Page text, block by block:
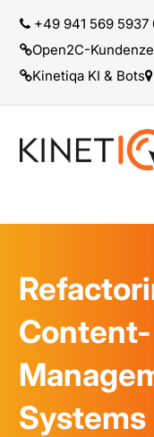
+49 941 569 5937
Open2C-
Kinetiqa KI & Bots
Content-
Systems